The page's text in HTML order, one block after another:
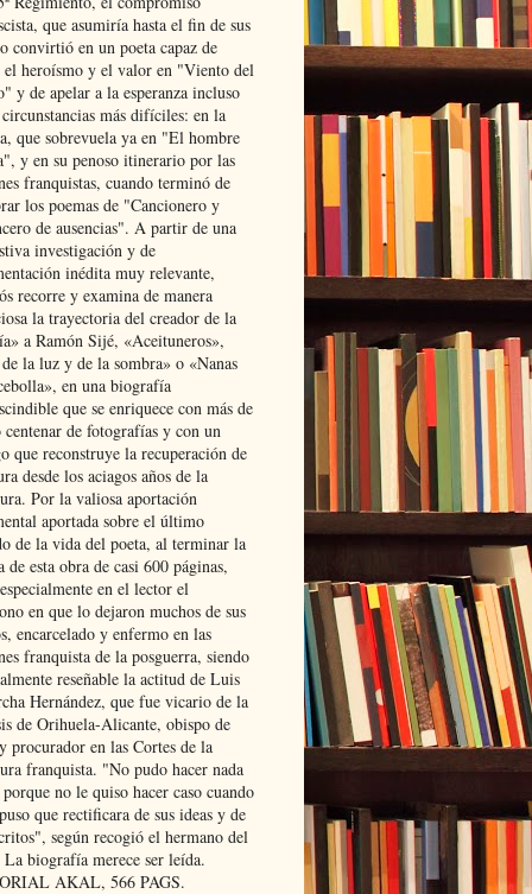
que asumiría hasta el fin de sus
convirtió en un poeta capaz de
el heroísmo y el valor en "Viento del
y de apelar a la esperanza incluso
más difíciles: en la
que sobrevuela ya en "El hombre
y en su penoso itinerario por las
franquistas, cuando terminó de
los poemas de "Cancionero y
de ausencias". A partir de una
investigación y de
inédita muy relevante,
recorre y examina de manera
la trayectoria del creador de la
a Ramón Sijé, «Aceituneros»,
la luz y de la sombra» o «Nanas
en una biografía
que se enriquece con más de
centenar de fotografías y con un
que reconstruye la recuperación de
desde los aciagos años de la
Por la valiosa aportación
aportada sobre el último
de la vida del poeta, al terminar la
de esta obra de casi 600 páginas,
en el lector el
en que lo dejaron muchos de sus
encarcelado y enfermo en las
franquista de la posguerra, siendo
reseñable la actitud de Luis
Hernández, que fue vicario de la
de Orihuela-Alicante, obispo de
procurador en las Cortes de la
franquista. "No pudo hacer nada
no le quiso hacer caso cuando
que rectificara de sus ideas y de
según recogió el hermano del
La biografía merece ser leída.
AKAL, 566 PAGS.